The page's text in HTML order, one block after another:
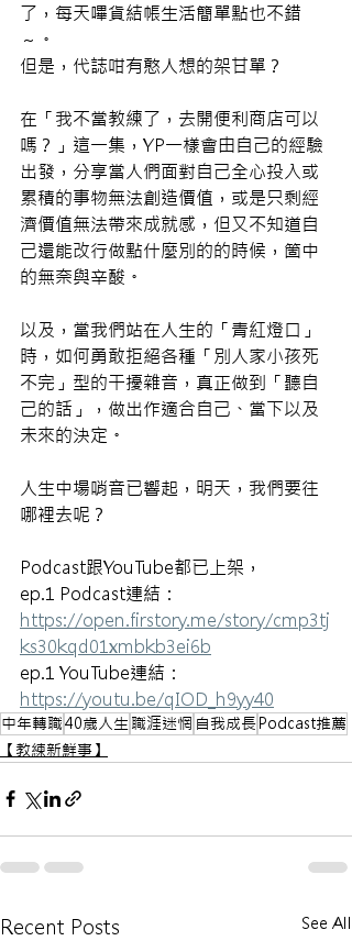
了，每天嗶貨結帳生活簡單點也不錯
～。
但是，代誌咁有憨人想的架甘單？
在「我不當教練了，去開便利商店可以
嗎？」這一集，YP一樣會由自己的經驗
出發，分享當人們面對自己全心投入或
累積的事物無法創造價值，或是只剩經
濟價值無法帶來成就感，但又不知道自
己還能改行做點什麼別的的時候，箇中
的無奈與辛酸。
以及，當我們站在人生的「青紅燈口」
時，如何勇敢拒絕各種「別人家小孩死
不完」型的干擾雜音，真正做到「聽自
己的話」，做出作適合自己、當下以及
未來的決定。
人生中場哨音已響起，明天，我們要往
哪裡去呢？
Podcast跟YouTube都已上架，
ep.1 Podcast連結：
https://open.firstory.me/story/cmp3tj
ks30kqd01xmbkb3ei6b
ep.1 YouTube連結：
https://youtu.be/qIOD_h9yy40
中年轉職40歲人生 職涯迷惘 自我成長Podcast推薦
【教練新鮮事】
Recent Posts See All